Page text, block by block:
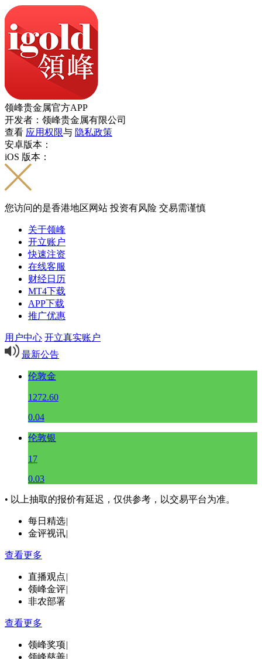
领峰贵金属官方APP
开发者：领峰贵金属有限公司
查看 应用权限与 隐私政策
安卓版本：
iOS 版本：
您访问的是香港地区网站 投资有风险 交易需谨慎
关于领峰
开立账户
快速注资
在线客服
财经日历
MT4下载
APP下载
推广优惠
用户中心 开立真实账户
最新公告
伦敦金
1272.60
0.04
伦敦银
17
0.03
• 以上抽取的报价有延迟，仅供参考，以交易平台为准。
每日精选|
金评视讯|
查看更多
直播观点|
领峰金评|
非农部署
查看更多
领峰奖项|
领峰慈善|